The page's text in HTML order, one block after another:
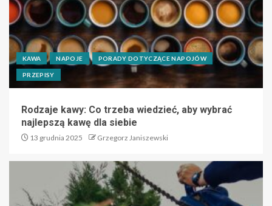
KAWA NAPOJE PORADY DOTYCZĄCE NAPOJÓW
PRZEPISY
Rodzaje kawy: Co trzeba wiedzieć, aby wybrać
najlepszą kawę dla siebie
13 grudnia 2025 Grzegorz Janiszewski